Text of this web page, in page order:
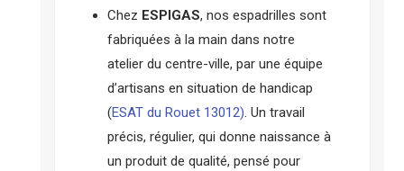
Chez ESPIGAS, nos espadrilles sont
fabriquées à la main dans notre
atelier du centre-ville, par une équipe
d’artisans en situation de handicap
(ESAT du Rouet 13012). Un travail
précis, régulier, qui donne naissance à
un produit de qualité, pensé pour